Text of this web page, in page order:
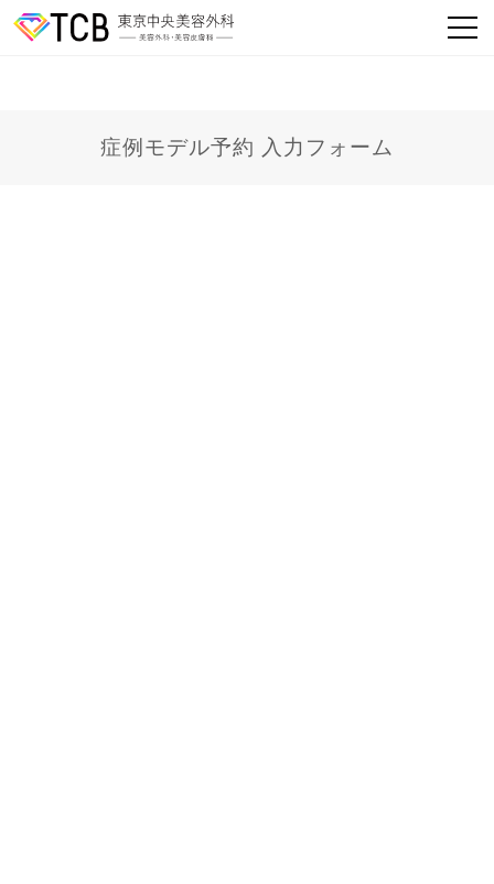
症例モデル予約 入力フォーム